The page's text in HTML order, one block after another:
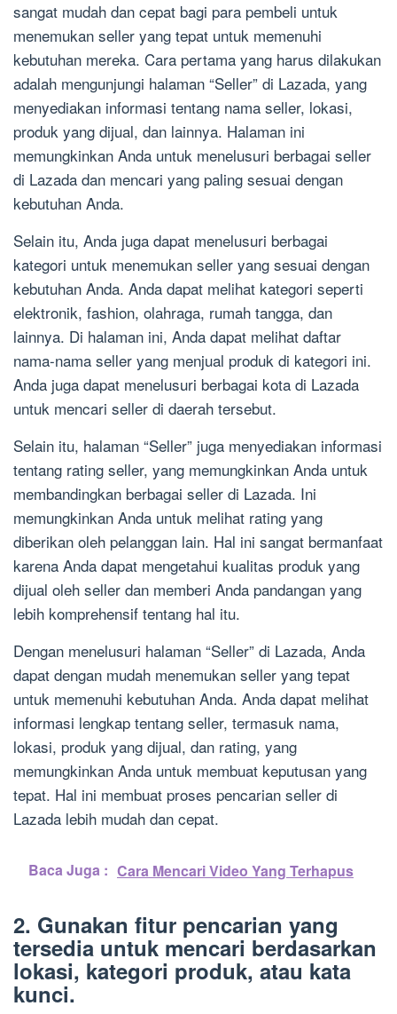
sangat mudah dan cepat bagi para pembeli untuk
menemukan seller yang tepat untuk memenuhi
kebutuhan mereka. Cara pertama yang harus dilakukan
adalah mengunjungi halaman “Seller” di Lazada, yang
menyediakan informasi tentang nama seller, lokasi,
produk yang dijual, dan lainnya. Halaman ini
memungkinkan Anda untuk menelusuri berbagai seller
di Lazada dan mencari yang paling sesuai dengan
kebutuhan Anda.
Selain itu, Anda juga dapat menelusuri berbagai
kategori untuk menemukan seller yang sesuai dengan
kebutuhan Anda. Anda dapat melihat kategori seperti
elektronik, fashion, olahraga, rumah tangga, dan
lainnya. Di halaman ini, Anda dapat melihat daftar
nama-nama seller yang menjual produk di kategori ini.
Anda juga dapat menelusuri berbagai kota di Lazada
untuk mencari seller di daerah tersebut.
Selain itu, halaman “Seller” juga menyediakan informasi
tentang rating seller, yang memungkinkan Anda untuk
membandingkan berbagai seller di Lazada. Ini
memungkinkan Anda untuk melihat rating yang
diberikan oleh pelanggan lain. Hal ini sangat bermanfaat
karena Anda dapat mengetahui kualitas produk yang
dijual oleh seller dan memberi Anda pandangan yang
lebih komprehensif tentang hal itu.
Dengan menelusuri halaman “Seller” di Lazada, Anda
dapat dengan mudah menemukan seller yang tepat
untuk memenuhi kebutuhan Anda. Anda dapat melihat
informasi lengkap tentang seller, termasuk nama,
lokasi, produk yang dijual, dan rating, yang
memungkinkan Anda untuk membuat keputusan yang
tepat. Hal ini membuat proses pencarian seller di
Lazada lebih mudah dan cepat.
Baca Juga : Cara Mencari Video Yang Terhapus
2. Gunakan fitur pencarian yang
tersedia untuk mencari berdasarkan
lokasi, kategori produk, atau kata
kunci.